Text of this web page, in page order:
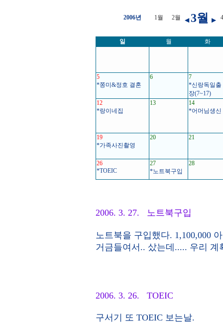
2006년 1월 2월 ◀ 3월 ▶
일 월 화
5
*쫑미&정호 결혼
6
7
*신랑독일출
장(7~17)
12
*랑이네집
13
14
*어머님생신
19
*가족사진촬영
20 21
26
*TOEIC
27
*노트북구입
28
2006. 3. 27. 노트북구입
노트북을 구입했다. 1,100,000
거금들여서.. 샀는데..... 우리 계
2006. 3. 26. TOEIC
구서기 또 TOEIC 보는날.